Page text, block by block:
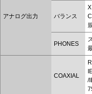
アナログ出力 バランス
PHONES
COAXIAL
/